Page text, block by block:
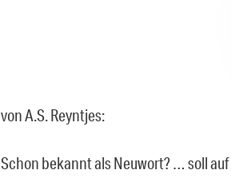
von A.S. Reyntjes:
Schon bekannt als Neuwort? … soll